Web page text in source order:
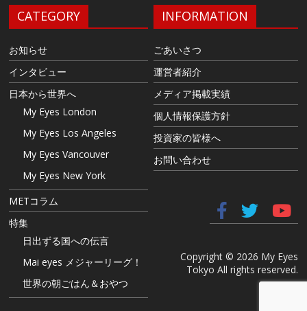
CATEGORY
お知らせ
インタビュー
日本から世界へ
My Eyes London
My Eyes Los Angeles
My Eyes Vancouver
My Eyes New York
METコラム
特集
日出ずる国への伝言
Mai eyes メジャーリーグ！
世界の朝ごはん＆おやつ
INFORMATION
ごあいさつ
運営者紹介
メディア掲載実績
個人情報保護方針
投資家の皆様へ
お問い合わせ
Copyright © 2026 My Eyes
Tokyo All rights reserved.